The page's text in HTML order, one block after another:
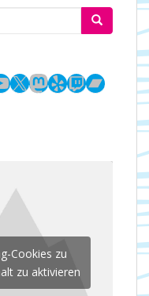
X Mastodon
YelpTwitch
Cookies zu
zu aktivieren